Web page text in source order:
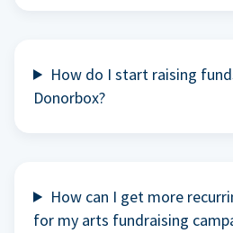
How do I start raising
Donorbox?
How can I get more
for my arts fundraising